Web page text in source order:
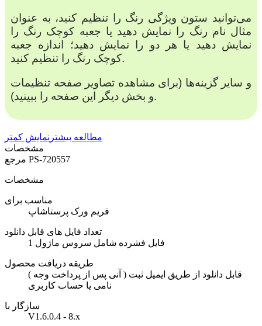
می‌توانید ستون ویژگی رنگ را تنظیم کنید، به عنوان
مثال نام رنگ را نمایش دهید یا جعبه کوچک رنگ را
نمایش دهید یا هر دو را نمایش دهید؛ اندازه جعبه
کوچک رنگ را تنظیم کنید.
و سایر گزینه‌ها (برای مشاهده تصاویر صفحه تنظیمات
و بخش دیگر این صفحه را ببینید).
مطالعه بیشتر نمایش کمتر
مشخصات
PS-720557
مشخصات
مناسب برای
فریم ورک پرستاشاپ
تعداد فایل های قابل دانلود
1 فایل فشرده شامل سروس ماژول
طریقه دریافت محصول
( آنی پس از پرداخت وجه ) قابل دانلود از طریق ایمیل ثبت
نامی یا حساب کاربری
سازگار با
V1.6.0.4 - 8.x